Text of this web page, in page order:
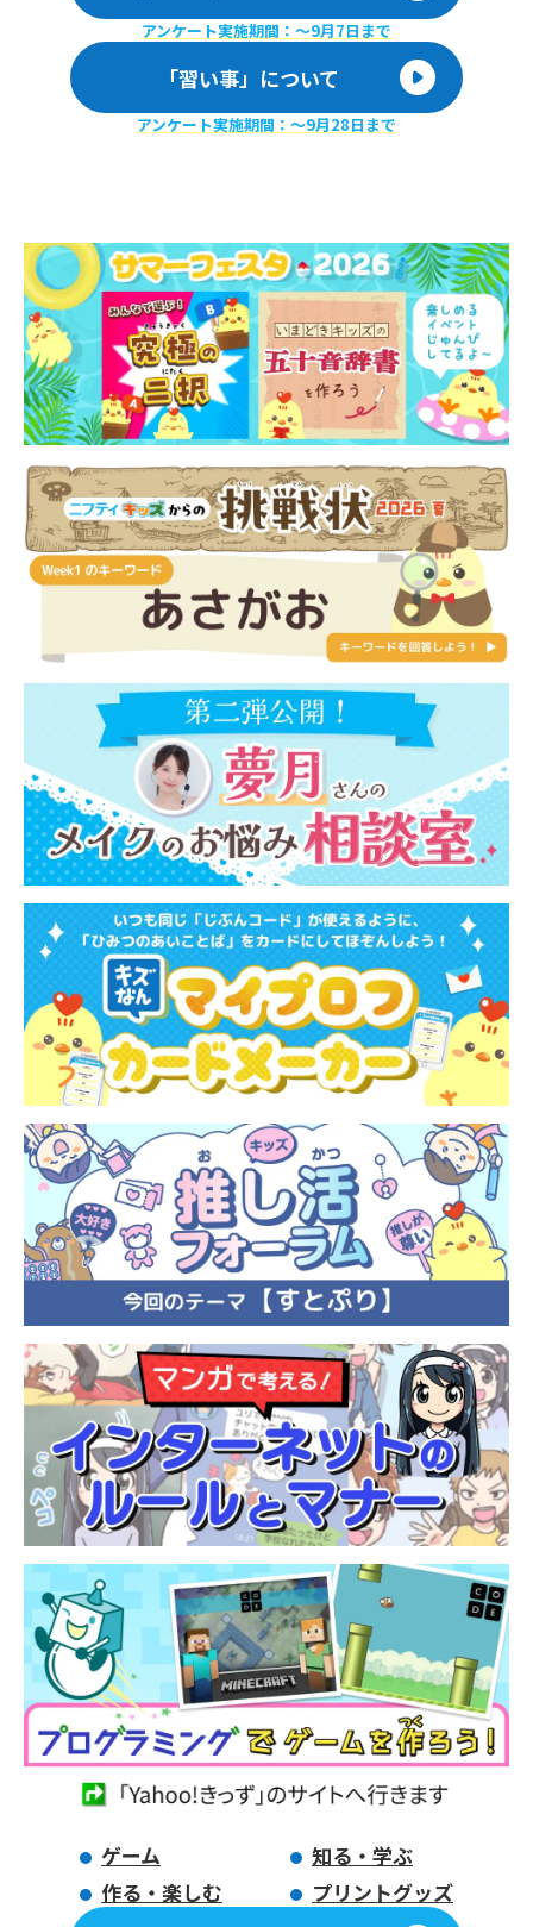
アンケート実施期間：〜9月7日まで
「習い事」について
アンケート実施期間：〜9月28日まで
ゲーム
知る・学ぶ
作る・楽しむ
プリントグッズ